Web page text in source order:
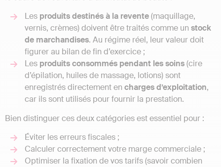
Les produits destinés à la revente(maquillage,
vernis, crèmes) doivent être traités comme un stock
de marchandises. Au régime réel, leur valeur doit
figurer au bilan de fin d’exercice ;
Les produits consommés pendant les soins(cire
d’épilation, huiles de massage, lotions) sont
enregistrés directement en charges d’exploitation,
car ils sont utilisés pour fournir la prestation.
Bien distinguer ces deux catégories est essentiel pour :
Éviter les erreurs fiscales ;
Calculer correctement votre marge commerciale ;
Optimiser la fixation de vos tarifs (savoir combien